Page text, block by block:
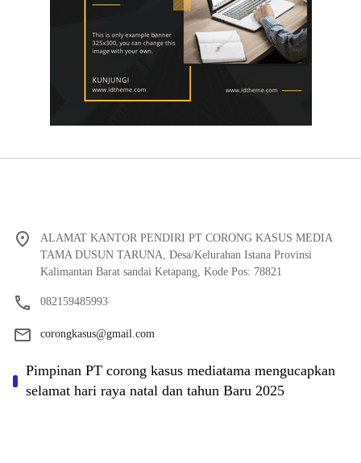
ALAMAT KANTOR PENDIRI PT CORONG KASUS MEDIA
TAMA DUSUN TARUNA, Desa/Kelurahan Istana Provinsi
Kalimantan Barat sandai Ketapang, Kode Pos: 78821
082159485993
corongkasus@gmail.com
Pimpinan PT corong kasus mediatama mengucapkan
selamat hari raya natal dan tahun Baru 2025